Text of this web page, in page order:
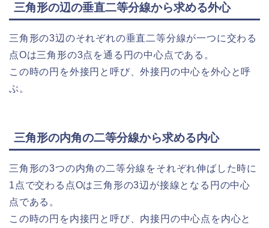
三角形の辺の垂直二等分線から求める外心
三角形の3辺のそれぞれの垂直二等分線が一つに交わる
点Oは三角形の3点を通る円の中心点である。
この時の円を外接円と呼び、外接円の中心を外心と呼
ぶ。
三角形の内角の二等分線から求める内心
三角形の3つの内角の二等分線をそれぞれ伸ばした時に
1点で交わる点Oは三角形の3辺が接線となる円の中心
点である。
この時の円を内接円と呼び、内接円の中心点を内心と